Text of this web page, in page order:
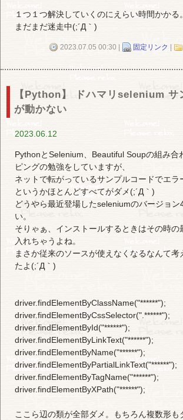
１つ１つ解決していくのにえらい時間かかる。
まだまだ迷走中(;´Д｀)
2023.07.05 00:30 | 固定リンク |
【Python】 ドハマリselenium サ
が動かない
2023.06.12
PythonとSelenium、Beautiful Soupの組み合
ピングの勉強をしていますが、
ネットで転がっているサンプルコードでエラ
というかほとんどすべてがダメ(;´Д｀)
どうやら最近登場したseleniumのバージョン
い。
そりゃぁ、インストールするときはその時の
入れちゃうよね。
まさか従来のソースが使えなくなるなんて考
たよ(;´Д｀)
driver.findElementByClassName("******");
driver.findElementByCssSelector(".******");
driver.findElementById("******");
driver.findElementByLinkText("******");
driver.findElementByName("******");
driver.findElementByPartialLinkText("******");
driver.findElementByTagName("******");
driver.findElementByXPath("******");
ここら辺の類が全部ダメ。もちろん複数形も